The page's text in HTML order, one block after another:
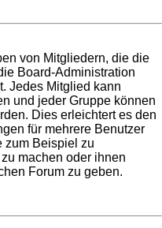
von Mitgliedern, die die
Board-Administration
Jedes Mitglied kann
und jeder Gruppe können
Dies erleichtert es den
für mehrere Benutzer
zum Beispiel zu
machen oder ihnen
Forum zu geben.